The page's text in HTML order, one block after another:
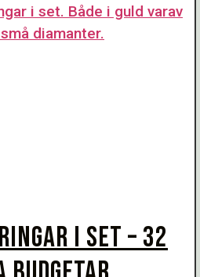
I SET – 32